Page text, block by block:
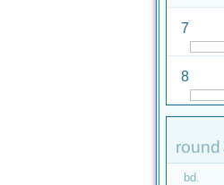
7
8
round
bd.